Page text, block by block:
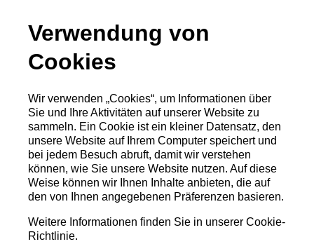
Verwendung von
Cookies
Wir verwenden „Cookies“, um Informationen über
Sie und Ihre Aktivitäten auf unserer Website zu
sammeln. Ein Cookie ist ein kleiner Datensatz, den
unsere Website auf Ihrem Computer speichert und
bei jedem Besuch abruft, damit wir verstehen
können, wie Sie unsere Website nutzen. Auf diese
Weise können wir Ihnen Inhalte anbieten, die auf
den von Ihnen angegebenen Präferenzen basieren.
Weitere Informationen finden Sie in unserer Cookie-
Richtlinie.